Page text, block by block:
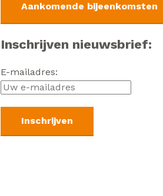
Aankomende bijeenkomsten
Inschrijven nieuwsbrief:
E-mailadres: